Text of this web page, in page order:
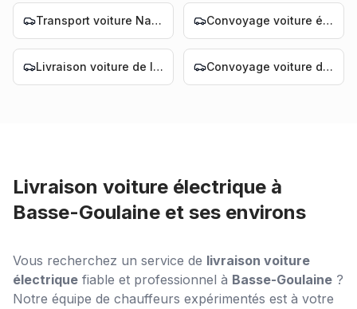
Transport voiture Nantes Convoyage voiture électrique Nantes
Livraison voiture de luxe Nantes Convoyage voiture de luxe Nantes
Livraison voiture électrique à
Basse-Goulaine et ses environs
Vous recherchez un service de livraison voiture
électrique fiable et professionnel à Basse-Goulaine ?
Notre équipe de chauffeurs expérimentés est à votre